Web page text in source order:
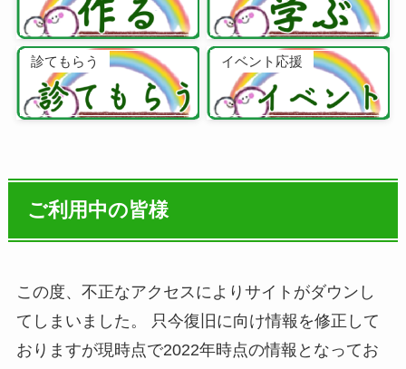
診てもらう イベント応援
ご利用中の皆様
この度、不正なアクセスによりサイトがダウンし
てしまいました。 只今復旧に向け情報を修正して
おりますが現時点で2022年時点の情報となってお